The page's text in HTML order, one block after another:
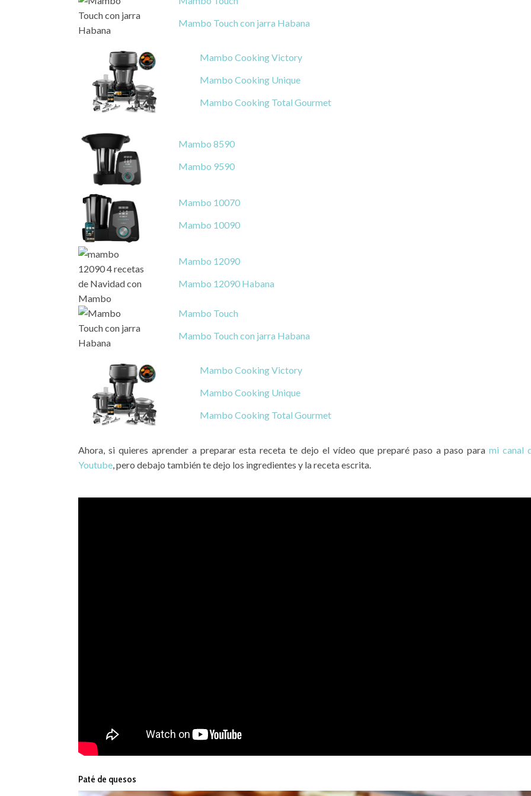
Mambo Touch con jarra Habana
Mambo Cooking Victory
Mambo Cooking Unique
Mambo Cooking Total Gourmet
Mambo 8590
Mambo 9590
Mambo 10070
Mambo 10090
Mambo 12090
Mambo 12090 Habana
Mambo Touch
Mambo Touch con jarra Habana
Mambo Cooking Victory
Mambo Cooking Unique
Mambo Cooking Total Gourmet
Ahora, si quieres aprender a preparar esta receta te dejo el vídeo que preparé paso a paso parami canal
Youtube , pero debajo también te dejo los ingredientes y la receta escrita.
Paté de quesos